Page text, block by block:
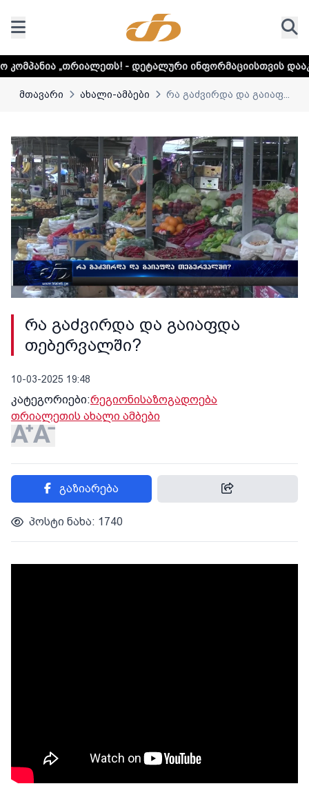
- დეტალური ინფორმაციისთვის დააკლიკეთ ლინკს
მთავარი ახალი-ამბები რა გაძვირდა და გაიაფ...
რა გაძვირდა და გაიაფდა
თებერვალში?
10-03-2025 19:48
კატეგორიები:რეგიონისაზოგადოება
თრიალეთის ახალი ამბები
გაზიარება
პოსტი ნახა: 1740